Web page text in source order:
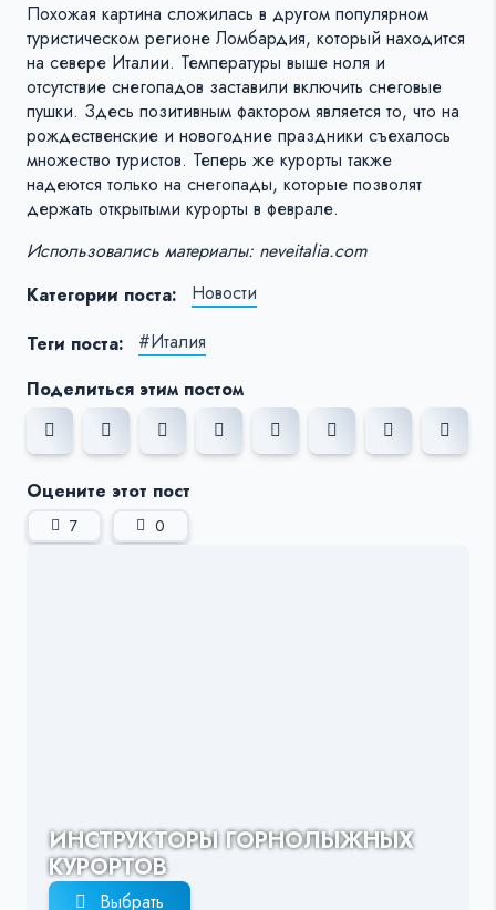
Похожая картина сложилась в другом популярном
туристическом регионе Ломбардия, который находится
на севере Италии. Температуры выше ноля и
отсутствие снегопадов заставили включить снеговые
пушки. Здесь позитивным фактором является то, что на
рождественские и новогодние праздники съехалось
множество туристов. Теперь же курорты также
надеются только на снегопады, которые позволят
держать открытыми курорты в феврале.
Использовались материалы: neveitalia.com
Категории поста:
Новости
Теги поста:
#Италия
Поделиться этим постом
Оцените этот пост
7 0
ИНСТРУКТОРЫ ГОРНОЛЫЖНЫХ
КУРОРТОВ
Выбрать